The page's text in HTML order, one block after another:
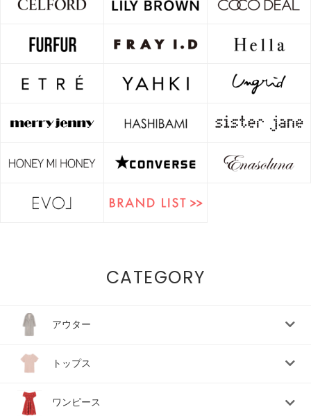
CATEGORY
アウター
トップス
ワンピース